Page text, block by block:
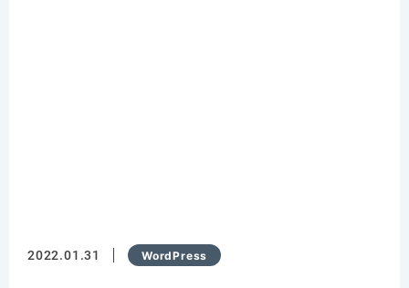
2022.01.31 WordPress